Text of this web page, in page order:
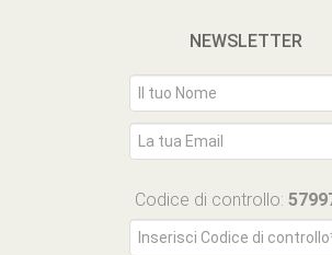
NEWSLETTER
Codice di controllo: